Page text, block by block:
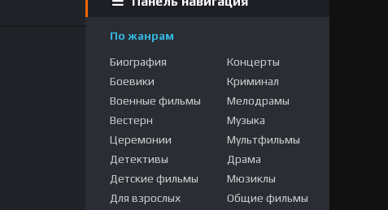
По жанрам
Биография
Боевики
Военные фильмы
Вестерн
Церемонии
Детективы
Детские фильмы
Для взрослых
Концерты
Криминал
Мелодрамы
Музыка
Мультфильмы
Драма
Мюзиклы
Общие фильмы